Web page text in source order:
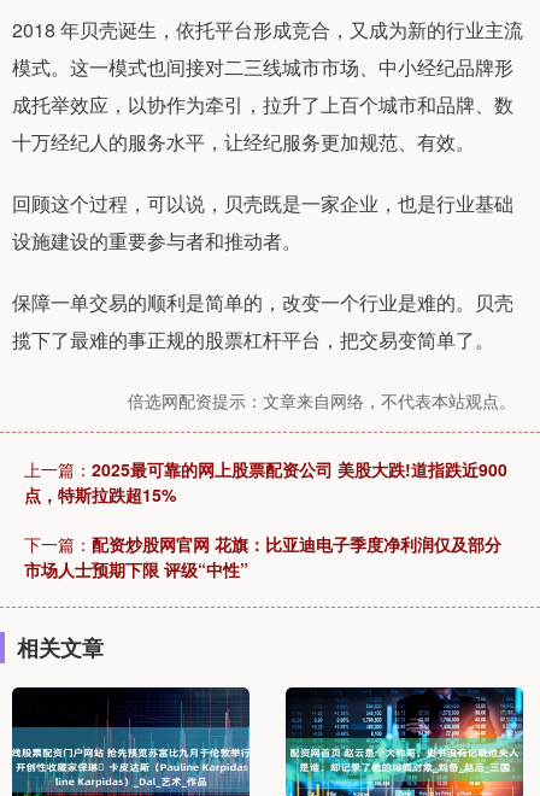
2018 年贝壳诞生，依托平台形成竞合，又成为新的行业主流
模式。这一模式也间接对二三线城市市场、中小经纪品牌形
成托举效应，以协作为牵引，拉升了上百个城市和品牌、数
十万经纪人的服务水平，让经纪服务更加规范、有效。
回顾这个过程，可以说，贝壳既是一家企业，也是行业基础
设施建设的重要参与者和推动者。
保障一单交易的顺利是简单的，改变一个行业是难的。贝壳
揽下了最难的事正规的股票杠杆平台，把交易变简单了。
倍选网配资提示：文章来自网络，不代表本站观点。
上一篇： 2025最可靠的网上股票配资公司 美股大跌!道指跌近900
点，特斯拉跌超15%
下一篇： 配资炒股网官网 花旗：比亚迪电子季度净利润仅及部分
市场人士预期下限 评级“中性”
相关文章